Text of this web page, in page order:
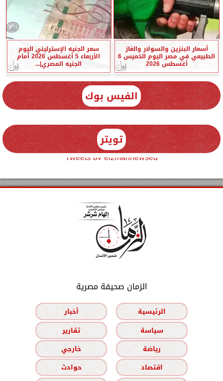
أسعار البنزين والسولار والغاز
الطبيعي في مصر اليوم الخميس 6
أغسطس 2026
سعر الجنيه الإسترليني اليوم
الأربعاء 5 أغسطس 2026 أمام
الجنيه المصري|...
الفيس بوك
تويتر
Tweets by elzmannewseg
الزمان صحيفة مصرية
الرئيسية
أخبار
سياسة
تقارير
رياضة
خارجي
اقتصاد
حوادث